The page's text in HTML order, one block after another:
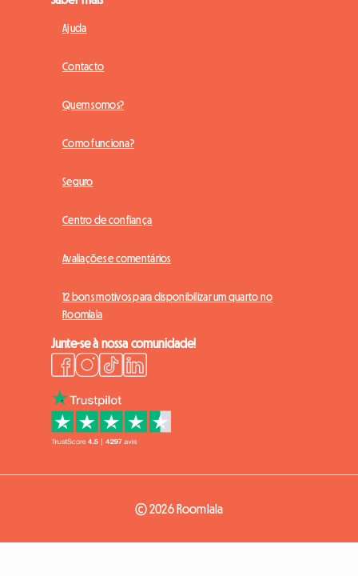
Ajuda
Contacto
Quem somos?
Como funciona?
Seguro
Centro de confiança
Avaliações e comentários
12 bons motivos para disponibilizar um quarto no
Roomlala
Junte-se à nossa comunidade!
© 2026 Roomlala